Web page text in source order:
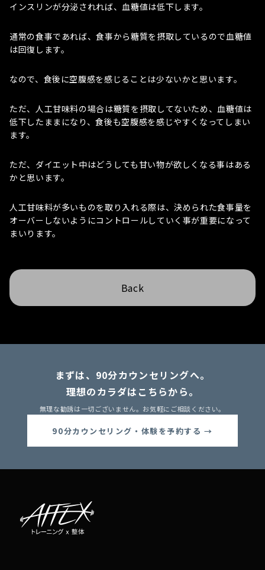
インスリンが分泌されれば、血糖値は低下します。
通常の食事であれば、食事から糖質を摂取しているので血糖値
は回復します。
なので、食後に空腹感を感じることは少ないかと思います。
ただ、人工甘味料の場合は糖質を摂取してないため、血糖値は
低下したままになり、食後も空腹感を感じやすくなってしまい
ます。
ただ、ダイエット中はどうしても甘い物が欲しくなる事はある
かと思います。
人工甘味料が多いものを取り入れる際は、決められた食事量を
オーバーしないようにコントロールしていく事が重要になって
まいります。
Back
まずは、90分カウンセリングへ。
理想のカラダはこちらから。
無理な勧誘は一切ございません。お気軽にご相談ください。
90分カウンセリング・体験を予約する →